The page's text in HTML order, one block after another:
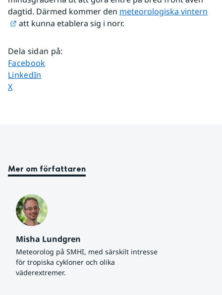
dagtid. Därmed kommer den meteorologiska vintern
Länk till annan webbplats.
att kunna etablera sig i norr.
Dela sidan på:
Dela sidan på
Facebook
Dela sidan på
LinkedIn
Dela sidan på
X
Mer om författaren
Misha Lundgren
Meteorolog på SMHI, med särskilt intresse
för tropiska cykloner och olika
väderextremer.